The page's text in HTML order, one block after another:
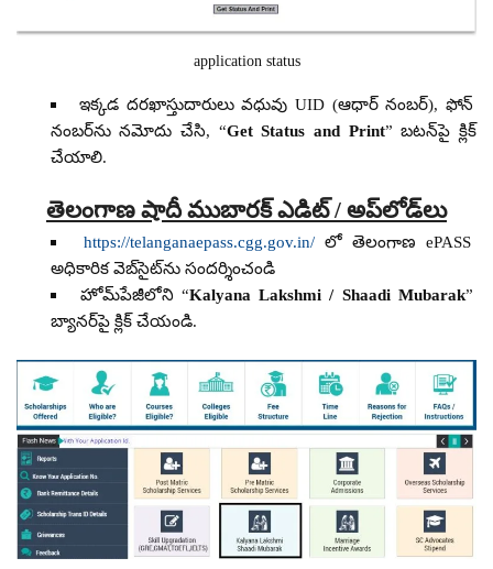
application status
ఇక్కడ దరఖాస్తుదారులు వధువు UID (ఆధార్ నంబర్), ఫోన్
నంబర్‌ను నమోదు చేసి, “Get Status and Print” బటన్‌పై క్లిక్
చేయాలి.
తెలంగాణ షాదీ ముబారక్ ఎడిట్ / అప్‌లోడ్‌లు
https://telanganaepass.cgg.gov.in/ లో తెలంగాణ ePASS
అధికారిక వెబ్‌సైట్‌ను సందర్శించండి
హోమ్‌పేజీలోని “Kalyana Lakshmi / Shaadi Mubarak”
బ్యానర్‌పై క్లిక్ చేయండి.